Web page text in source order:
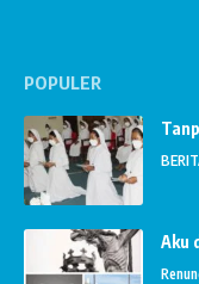
POPULER
Aku